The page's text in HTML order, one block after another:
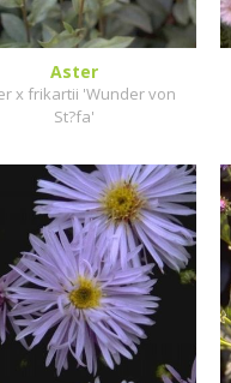
Aster
x frikartii 'Wunder von
St?fa'